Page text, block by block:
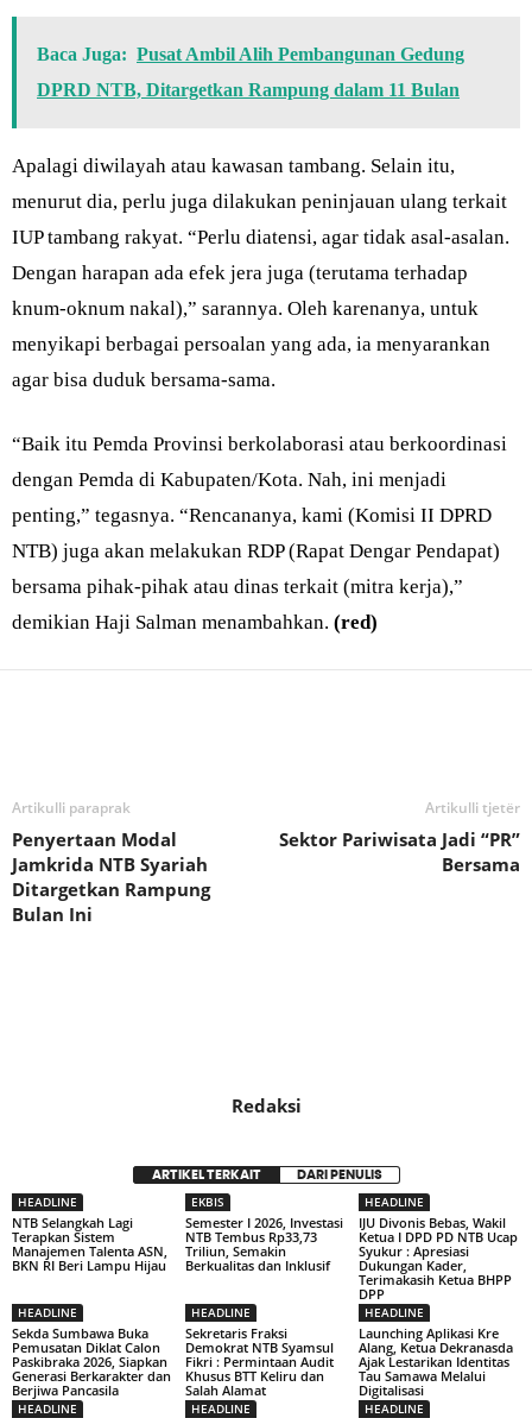
Baca Juga: Pusat Ambil Alih Pembangunan Gedung
DPRD NTB, Ditargetkan Rampung dalam 11 Bulan
Apalagi diwilayah atau kawasan tambang. Selain itu,
menurut dia, perlu juga dilakukan peninjauan ulang terkait
IUP tambang rakyat. “Perlu diatensi, agar tidak asal-asalan.
Dengan harapan ada efek jera juga (terutama terhadap
knum-oknum nakal),” sarannya. Oleh karenanya, untuk
menyikapi berbagai persoalan yang ada, ia menyarankan
agar bisa duduk bersama-sama.
“Baik itu Pemda Provinsi berkolaborasi atau berkoordinasi
dengan Pemda di Kabupaten/Kota. Nah, ini menjadi
penting,” tegasnya. “Rencananya, kami (Komisi II DPRD
NTB) juga akan melakukan RDP (Rapat Dengar Pendapat)
bersama pihak-pihak atau dinas terkait (mitra kerja),”
demikian Haji Salman menambahkan. (red)
Artikulli paraprak
Penyertaan Modal
Jamkrida NTB Syariah
Ditargetkan Rampung
Bulan Ini
Artikulli tjetër
Sektor Pariwisata Jadi “PR”
Bersama
Redaksi
ARTIKEL TERKAIT DARI PENULIS
HEADLINE
NTB Selangkah Lagi
Terapkan Sistem
Manajemen Talenta ASN,
BKN RI Beri Lampu Hijau
EKBIS
Semester I 2026, Investasi
NTB Tembus Rp33,73
Triliun, Semakin
Berkualitas dan Inklusif
HEADLINE
IJU Divonis Bebas, Wakil
Ketua I DPD PD NTB Ucap
Syukur : Apresiasi
Dukungan Kader,
Terimakasih Ketua BHPP
DPP
HEADLINE
Sekda Sumbawa Buka
Pemusatan Diklat Calon
Paskibraka 2026, Siapkan
Generasi Berkarakter dan
Berjiwa Pancasila
HEADLINE
Sekretaris Fraksi
Demokrat NTB Syamsul
Fikri : Permintaan Audit
Khusus BTT Keliru dan
Salah Alamat
HEADLINE
Launching Aplikasi Kre
Alang, Ketua Dekranasda
Ajak Lestarikan Identitas
Tau Samawa Melalui
Digitalisasi
HEADLINE HEADLINE HEADLINE